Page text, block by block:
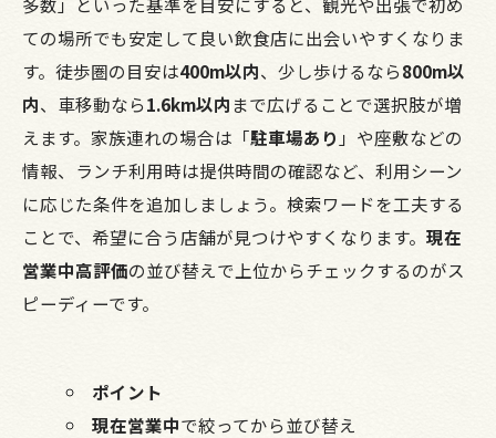
ての場所でも安定して良い飲食店に出会いやすくなりま
す。徒歩圏の目安は400m以内、少し歩けるなら800m以
内、車移動なら1.6km以内 まで広げることで選択肢が増
えます。家族連れの場合は「駐車場あり 」や座敷などの
情報、ランチ利用時は提供時間の確認など、利用シーン
に応じた条件を追加しましょう。検索ワードを工夫する
ことで、希望に合う店舗が見つけやすくなります。 現在
営業中高評価の並び替えで上位からチェックするのがス
ピーディーです。
ポイント
現在営業中で絞ってから並び替え